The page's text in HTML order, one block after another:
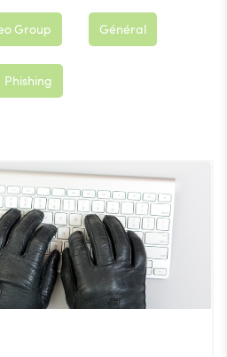
Group Général
Phishing